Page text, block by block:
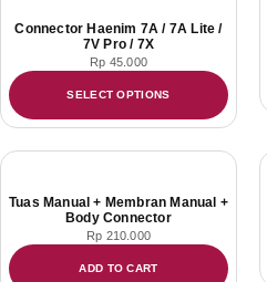
Connector Haenim 7A / 7A Lite /
7V Pro / 7X
Rp 45.000
SELECT OPTIONS
Tuas Manual + Membran Manual +
Body Connector
Rp 210.000
ADD TO CART